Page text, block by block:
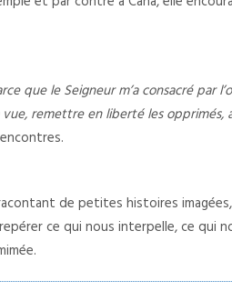
que le Seigneur m’a consacré par
remettre en liberté les opprimés,
de petites histoires imagées,
ce qui nous interpelle, ce